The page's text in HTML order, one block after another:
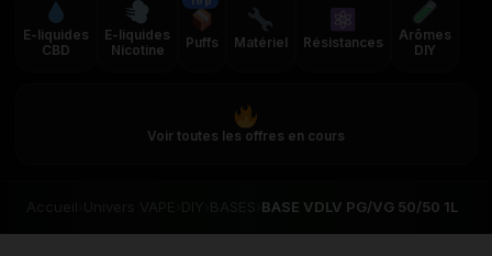
E-liquides
CBD
E-liquides
Nicotine
Puffs Matériel Résistances
Arômes
DIY
Voir toutes les offres en cours
BASE VDLV PG/VG 50/50 1L